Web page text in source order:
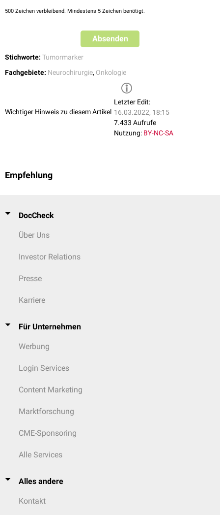
500 Zeichen verbleibend. Mindestens 5 Zeichen benötigt.
Absenden
Stichworte: Tumormarker
Fachgebiete: Neurochirurgie, Onkologie
Wichtiger Hinweis zu diesem Artikel
Letzter Edit:
16.03.2022, 18:15
7.433 Aufrufe
Nutzung: BY-NC-SA
Empfehlung
DocCheck
Über Uns
Investor Relations
Presse
Karriere
Für Unternehmen
Werbung
Login Services
Content Marketing
Marktforschung
CME-Sponsoring
Alle Services
Alles andere
Kontakt